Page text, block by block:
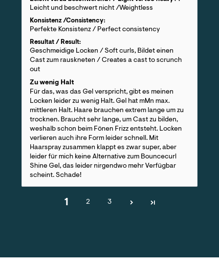
Leicht und beschwert nicht /Weightless
Konsistenz /Consistency:
Perfekte Konsistenz / Perfect consistency
Resultat / Result:
Geschmeidige Locken / Soft curls, Bildet einen
Cast zum rauskneten / Creates a cast to scrunch
out
Zu wenig Halt
Für das, was das Gel verspricht, gibt es meinen
Locken leider zu wenig Halt. Gel hat mMn max.
mittleren Halt. Haare brauchen extrem lange um zu
trocknen. Braucht sehr lange, um Cast zu bilden,
weshalb schon beim Fönen Frizz entsteht. Locken
verlieren auch ihre Form leider schnell. Mit
Haarspray zusammen klappt es zwar super, aber
leider für mich keine Alternative zum Bouncecurl
Shine Gel, das leider nirgendwo mehr Verfügbar
scheint. Schade!
1 2 3